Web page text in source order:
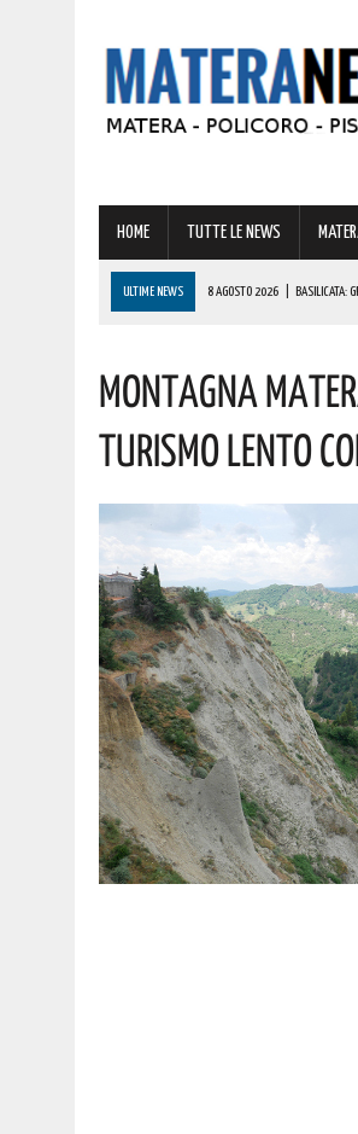
HOME TUTTE LE NEWS
ULTIME NEWS 8 AGOSTO 2026 BASILICATA:
8 AGOSTO 2026 | BASILICATA: CLEMENTINO
8 AGOSTO 2026 CODICE DELLA STRADA, LE
Montagna
Turismo Lento